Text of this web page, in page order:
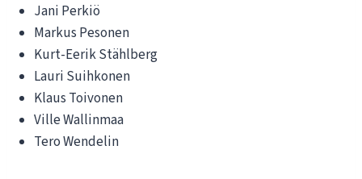
Jani Perkiö
Markus Pesonen
Kurt-Eerik Stählberg
Lauri Suihkonen
Klaus Toivonen
Ville Wallinmaa
Tero Wendelin